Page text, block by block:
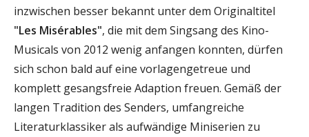
inzwischen besser bekannt unter dem Originaltitel
"Les Misérables", die mit dem Singsang des Kino-
Musicals von 2012 wenig anfangen konnten, dürfen
sich schon bald auf eine vorlagengetreue und
komplett gesangsfreie Adaption freuen. Gemäß der
langen Tradition des Senders, umfangreiche
Literaturklassiker als aufwändige Miniserien zu